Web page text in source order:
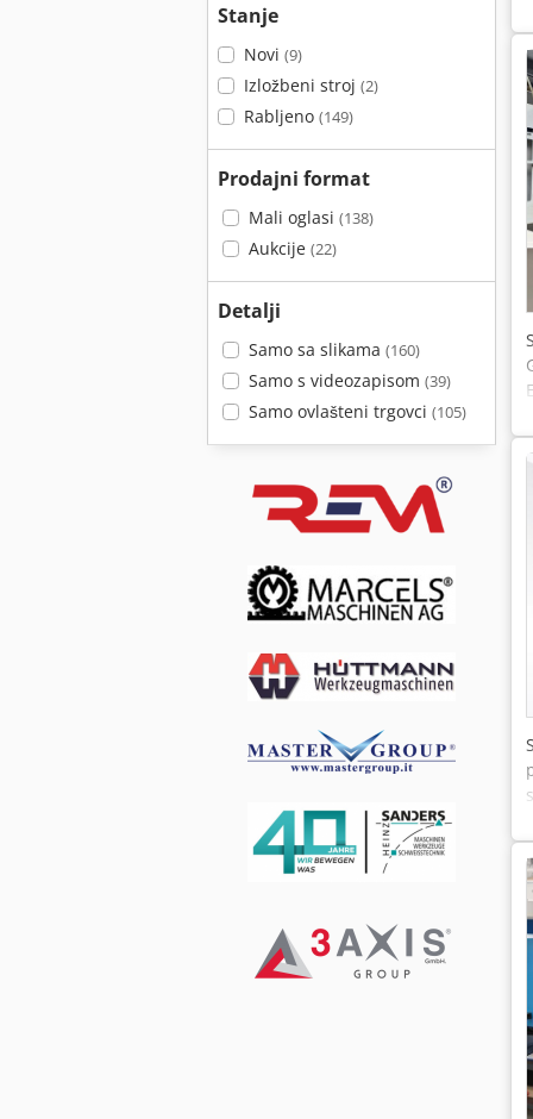
Stanje
Novi (9)
Izložbeni stroj (2)
Rabljeno (149)
Prodajni format
Mali oglasi (138)
Aukcije (22)
Detalji
Samo sa slikama (160)
Samo s videozapisom (39)
Samo ovlašteni trgovci (105)